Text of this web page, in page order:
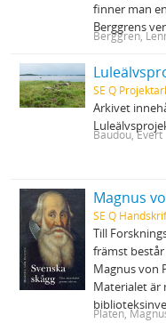
finner man
Berggrens
Berggren,
SE Q
Arkivet
Baudou, Evert
Magnus
SE Q
Till
främst
Magnus von
Materialet är
Platen,